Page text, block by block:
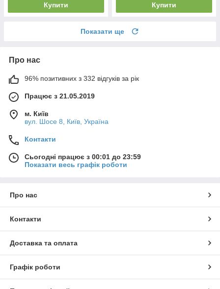
Купити Купити
Показати ще
Про нас
96% позитивних з 332 відгуків за рік
Працює з 21.05.2019
м. Київ
вул. Шосе 8, Київ, Україна
Контакти
Сьогодні працює з 00:01 до 23:59
Показати весь графік роботи
Про нас
Контакти
Доставка та оплата
Графік роботи